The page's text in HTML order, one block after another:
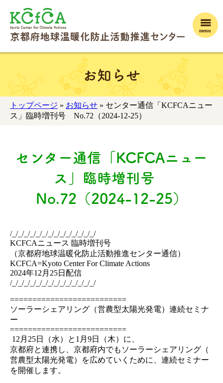
menu
お知らせ
トップページ » お知らせ » センター通信「KCFCAニュー
ス」臨時増刊号 No.72（2024-12-25）
センター通信「KCFCAニュー
ス」臨時増刊号
No.72（2024-12-25）
/_/_/_/_/_/_/_/_/_/_/_/_/_/_/
KCFCAニュース 臨時増刊号
（京都府地球温暖化防止活動推進センター通信）
KCFCA=Kyoto Center For Climate Actions
2024年12月25日配信
/_/_/_/_/_/_/_/_/_/_/_/_/_/_/
==========================
ソーラーシェアリング（営農型太陽光発電）連続セミナ
ー
==========================
12月25日（水）と1月9日（木）に、
京都府と連携し、京都府内でもソーラーシェアリング（
営農型太陽光発電）を広めていくために、 連続セミナー
を開催します。